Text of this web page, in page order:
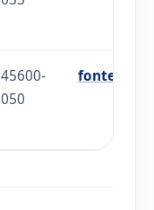
45600-
050
fonte